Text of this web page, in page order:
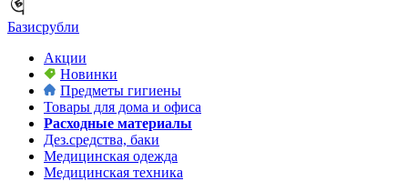
Базисрубли
Акции
Новинки
Предметы гигиены
Товары для дома и офиса
Расходные материалы
Дез.средства, баки
Медицинская одежда
Медицинская техника